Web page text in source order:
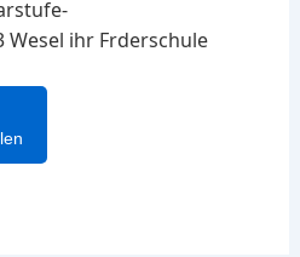
ihr Frderschule